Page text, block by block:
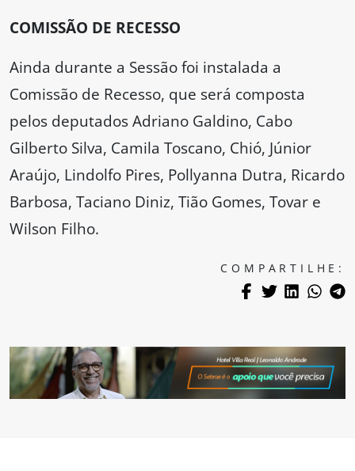
COMISSÃO DE RECESSO
Ainda durante a Sessão foi instalada a
Comissão de Recesso, que será composta
pelos deputados Adriano Galdino, Cabo
Gilberto Silva, Camila Toscano, Chió, Júnior
Araújo, Lindolfo Pires, Pollyanna Dutra, Ricardo
Barbosa, Taciano Diniz, Tião Gomes, Tovar e
Wilson Filho.
COMPARTILHE: